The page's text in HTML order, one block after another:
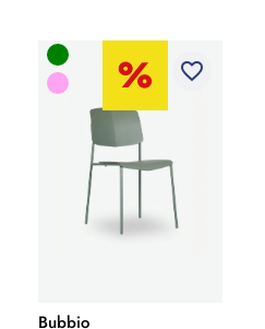
favorite_border
Bubbio